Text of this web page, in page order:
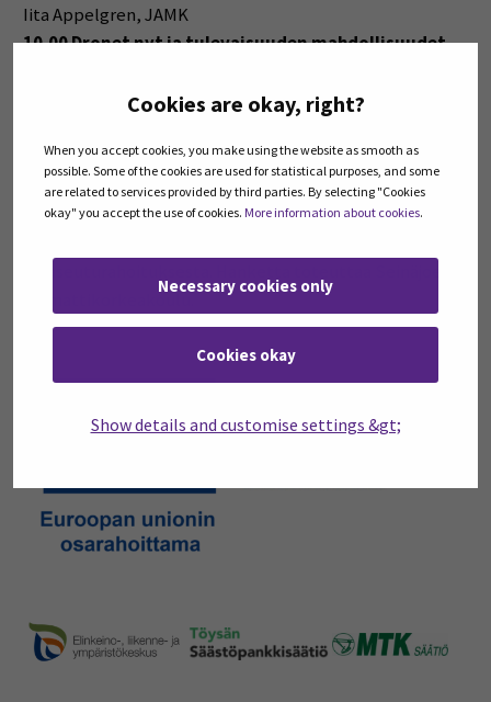
Cookies are okay, right?
When you accept cookies, you make using the website as smooth as
possible. Some of the cookies are used for statistical purposes, and some
are related to services provided by third parties. By selecting "Cookies
okay" you accept the use of cookies. More information about cookies.
Necessary cookies only
Cookies okay
Show details and customise settings &gt;
Iita Appelgren, JAMK
10.00 Dronet nyt ja tulevaisuuden mahdollisuudet
11.00 Tilaisuus päättyy
Koulutus on osa Hiiliviljelyn portaat –
koulutuskokonaisuutta, joka toteutuu osana Hiiliviljelyn
portaat –hanketta. Etelä-Pohjanmaan ELY-keskus
ammattikorkeakoulu.